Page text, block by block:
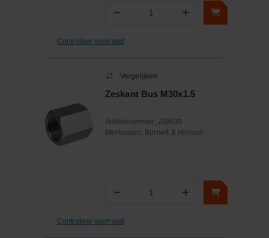
− Aantal +
Controleer voorraad
Vergelijken
Zeskant Bus M30x1.5
Artikelnummer: ZBM30
Merknaam: Burnett & Hillman
− Aantal +
Controleer voorraad